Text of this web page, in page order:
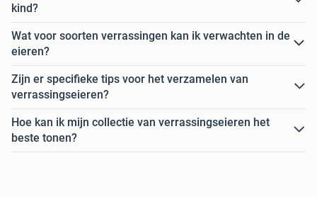
kind?
Wat voor soorten verrassingen kan ik verwachten in de
eieren?
Zijn er specifieke tips voor het verzamelen van
verrassingseieren?
Hoe kan ik mijn collectie van verrassingseieren het
beste tonen?